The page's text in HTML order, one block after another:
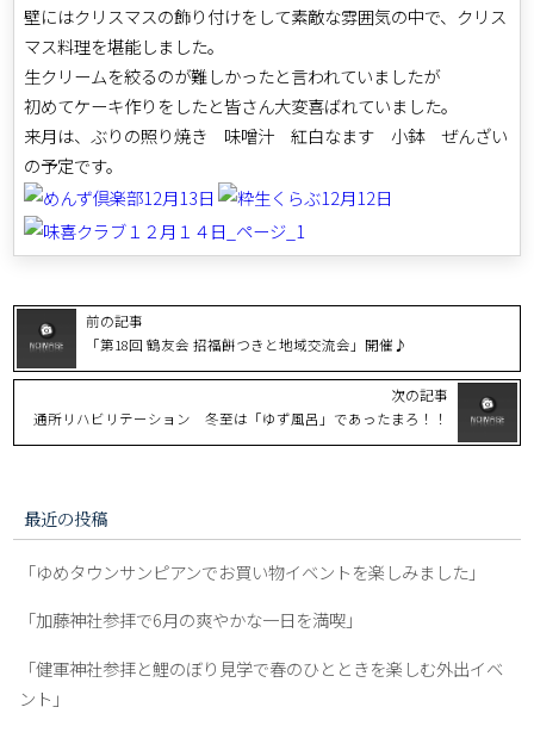
壁にはクリスマスの飾り付けをして素敵な雰囲気の中で、クリス
マス料理を堪能しました。
生クリームを絞るのが難しかったと言われていましたが
初めてケーキ作りをしたと皆さん大変喜ばれていました。
来月は、ぶりの照り焼き 味噌汁 紅白なます 小鉢 ぜんざい
の予定です。
前の記事
「第18回 鶴友会 招福餅つきと地域交流会」開催♪
次の記事
通所リハビリテーション 冬至は「ゆず風呂」であったまろ！！
最近の投稿
「ゆめタウンサンピアンでお買い物イベントを楽しみました」
「加藤神社参拝で6月の爽やかな一日を満喫」
「健軍神社参拝と鯉のぼり見学で春のひとときを楽しむ外出イベ
ント」